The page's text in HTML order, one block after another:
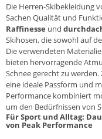
Die Herren-Skibekleidung
Sachen Qualität und
Raffinesse und
Skihosen, die sowohl auf
Die verwendeten
bieten hervorragende
Schnee gerecht zu
eine ideale Passform und
Performance kombiniert
um den Bedürfnissen von
Für Sport und Alltag:
von Peak Performance